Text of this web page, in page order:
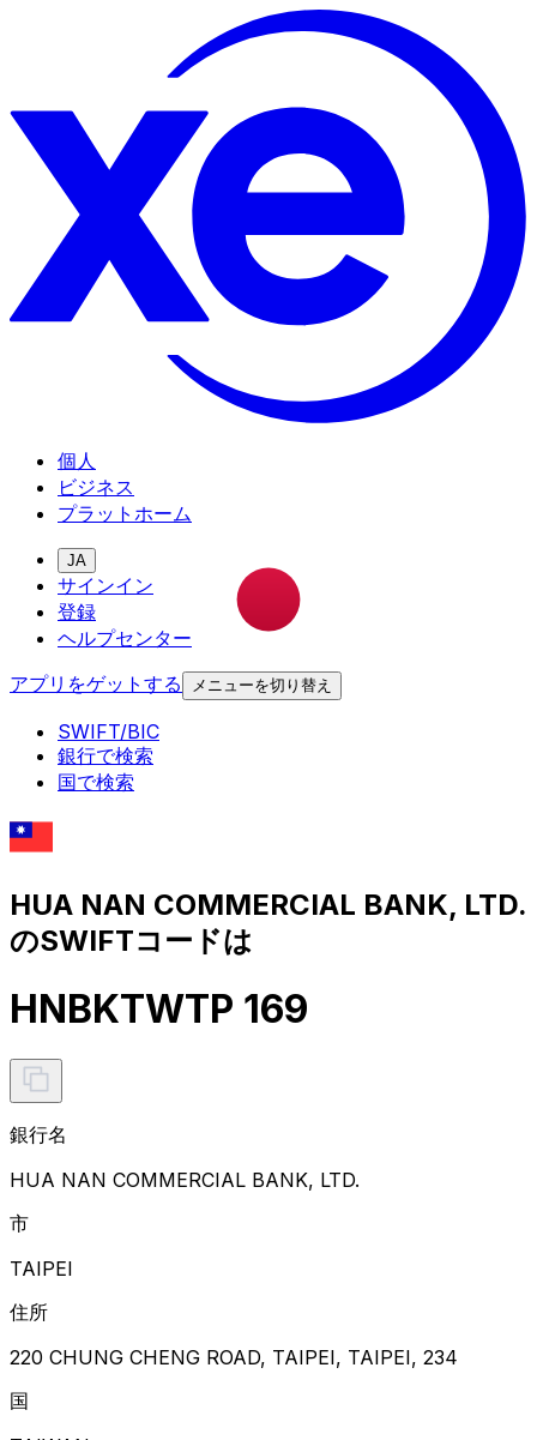
個人
ビジネス
プラットホーム
JA
サインイン
登録
ヘルプセンター
アプリをゲットする
メニューを切り替え
SWIFT/BIC
銀行で検索
国で検索
HUA NAN COMMERCIAL BANK, LTD.
のSWIFTコードは
HNBKTWTP 169
銀行名
HUA NAN COMMERCIAL BANK, LTD.
市
TAIPEI
住所
220 CHUNG CHENG ROAD, TAIPEI, TAIPEI, 234
国